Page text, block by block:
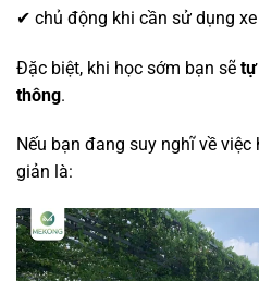
✔ chủ động khi cần sử dụng xe
Đặc biệt, khi học sớm bạn sẽ tự
thông.
Nếu bạn đang suy nghĩ về
giản là: